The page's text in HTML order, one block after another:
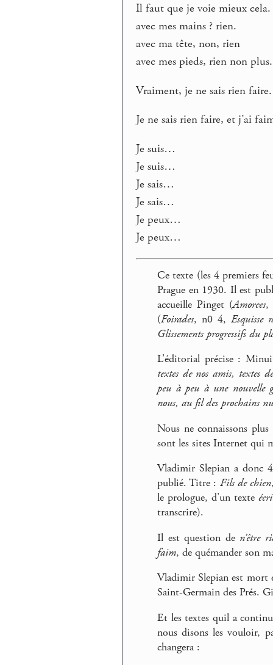
Il faut que je voie mieux cela.
avec mes mains ? rien.
avec ma tête, non, rien
avec mes pieds, rien non plus.
Vraiment, je ne sais rien
Je ne sais rien faire, et j’ai
Je suis…
Je suis…
Je sais…
Je sais…
Je peux…
Je peux…
Ce texte (les 4 premiers
Prague en 1930. Il est
accueille Pinget (Amorces,
(Foirades, n0 4, Esquisse
Glissements progressifs du
L’éditorial précise :
textes de nos amis, textes
peu à peu à une nouvelle
nous, au fil des prochains
Nous ne connaissons
sont les sites Internet qui
Vladimir Slepian a donc
publié. Titre : Fils de chien
le prologue, d’un texte
transcrire).
Il est question de n’être
faim, de quémander son
Vladimir Slepian est mort
Saint-Germain des Prés.
Et les textes quil a
nous disons les vouloir,
changera :